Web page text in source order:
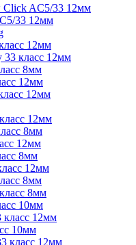
Click AC5/33 12мм
33 12мм
12мм
33 класс 12мм
8мм
12мм
12мм
12мм
8мм
12мм
8мм
12мм
8мм
8мм
10мм
класс 12мм
10мм
класс 12мм